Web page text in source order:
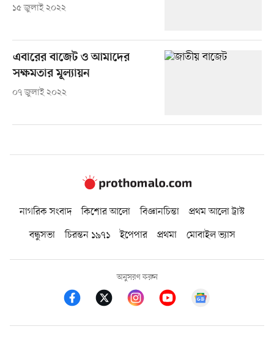
১৫ জুলাই ২০২২
এবারের বাজেট ও আমাদের
সক্ষমতার মূল্যায়ন
০৭ জুলাই ২০২২
নাগরিক সংবাদ কিশোর আলো বিজ্ঞানচিন্তা
প্রথম আলো ট্রাস্ট
বন্ধুসভা
চিরন্তন ১৯৭১ ইপেপার প্রথমা মোবাইল ভ্যাস
অনুসরণ করুন